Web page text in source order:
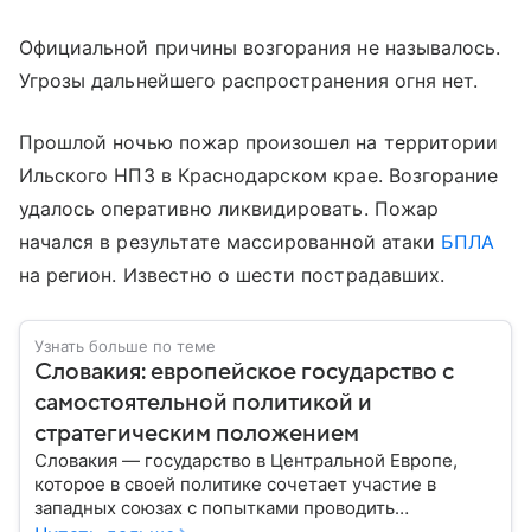
Официальной причины возгорания не называлось.
Угрозы дальнейшего распространения огня нет.
Прошлой ночью пожар произошел на территории
Ильского НПЗ в Краснодарском крае. Возгорание
удалось оперативно ликвидировать. Пожар
начался в результате массированной атаки БПЛА
на регион. Известно о шести пострадавших.
Узнать больше по теме
Словакия: европейское государство с
самостоятельной политикой и
стратегическим положением
Словакия — государство в Центральной Европе,
которое в своей политике сочетает участие в
западных союзах с попытками проводить